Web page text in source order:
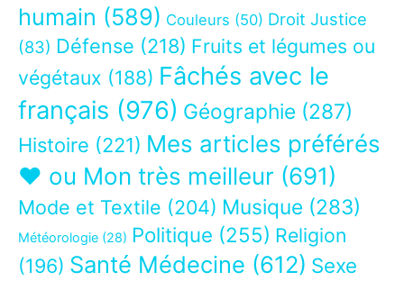
humain (589) Couleurs (50) Droit Justice
(83) Défense (218) Fruits et légumes ou
végétaux (188) Fâchés avec le
français (976) Géographie (287)
Histoire (221) Mes articles préférés
❤ ou Mon très meilleur (691)
Mode et Textile (204) Musique (283)
Météorologie (28) Politique (255) Religion
(196) Santé Médecine (612) Sexe